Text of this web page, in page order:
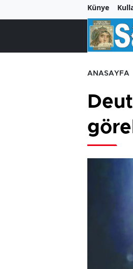
Künye
ANASAYFA